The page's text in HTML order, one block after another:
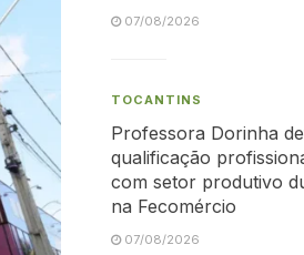
07/08/2026
TOCANTINS
Professora Dorinha
qualificação
com setor produtivo
na Fecomércio
07/08/2026